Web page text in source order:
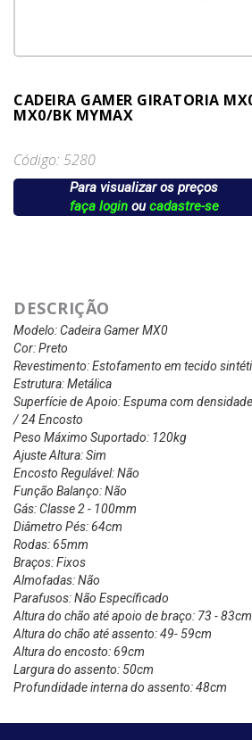
CADEIRA GAMER GIRATORIA
MX0/BK MYMAX
Código: 5280
Para visualizar os preços
faça loginoucadastre-se
DESCRIÇÃO
Modelo: Cadeira Gamer MX0
Cor: Preto
Revestimento: Estofamento em tecido
Estrutura: Metálica
Superfície de Apoio: Espuma com
/ 24 Encosto
Peso Máximo Suportado: 120kg
Ajuste Altura: Sim
Encosto Regulável: Não
Função Balanço: Não
Gás: Classe 2 - 100mm
Diâmetro Pés: 64cm
Rodas: 65mm
Braços: Fixos
Almofadas: Não
Parafusos: Não Específicado
Altura do chão até apoio de braço: 73 - 83cm
Altura do chão até assento: 49- 59cm
Altura do encosto: 69cm
Largura do assento: 50cm
Profundidade interna do assento: 48cm